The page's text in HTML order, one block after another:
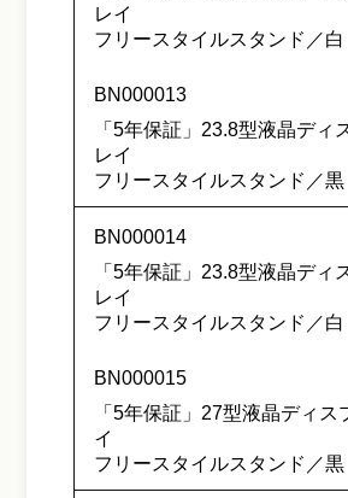
レイ
フリースタイルスタンド／白
BN000013
「5年保証」23.8型液晶ディ
レイ
フリースタイルスタンド／黒
BN000014
「5年保証」23.8型液晶ディ
レイ
フリースタイルスタンド／白
BN000015
「5年保証」27型液晶ディス
イ
フリースタイルスタンド／黒